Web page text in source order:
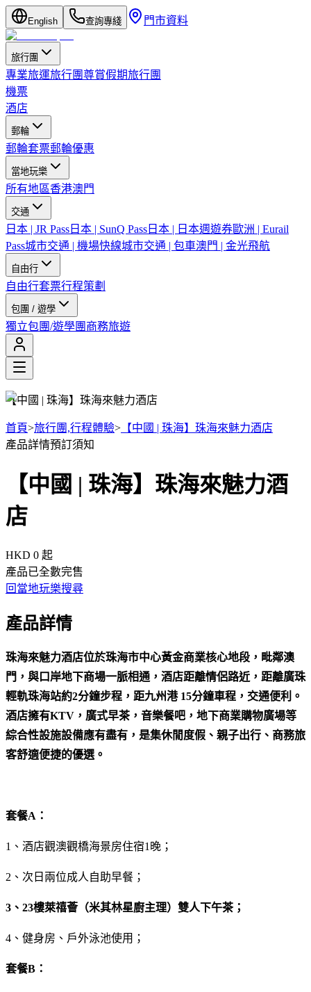
English 查詢專綫 門市資料
旅行團
專業旅運旅行團尊賞假期旅行團
機票
酒店
郵輪
郵輪套票郵輪優惠
當地玩樂
所有地區香港澳門
交通
日本 | JR Pass 日本 | SunQ Pass 日本 | 日本週遊券歐洲 | Eurail
Pass城市交通 | 機場快線城市交通 | 包車澳門 | 金光飛航
自由行
自由行套票行程策劃
包團 / 遊學
獨立包團/遊學團 商務旅遊
【中國 | 珠海】珠海來魅力酒店
首頁>旅行團,行程體驗> 【中國 | 珠海】珠海來魅力酒店
產品詳情預訂須知
【中國 | 珠海】珠海來魅力酒
店
HKD 0 起
產品已全數完售
回當地玩樂搜尋
產品詳情
珠海來魅力酒店位於珠海市中心黃金商業核心地段，毗鄰澳
門，與口岸地下商場一脈相通，酒店距離情侶路近，距離廣珠
輕軌珠海站約2分鐘步程，距九州港 15分鐘車程，交通便利。
酒店擁有KTV，廣式早茶，音樂餐吧，地下商業購物廣場等
綜合性設施設備應有盡有，是集休閒度假、親子出行、商務旅
客舒適便捷的優選。
套餐A：
1、酒店觀澳觀橋海景房住宿1晚；
2、次日兩位成人自助早餐；
3、23樓萊禧薈（米其林星廚主理）雙人下午茶；
4、健身房、戶外泳池使用；
套餐B：